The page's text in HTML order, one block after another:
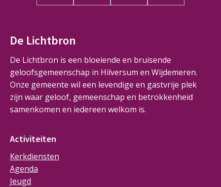
De Lichtbron
De Lichtbron is een bloeiende en bruisende
geloofsgemeenschap in Hilversum en Wijdemeren.
Onze gemeente wil een levendige en gastvrije plek
zijn waar geloof, gemeenschap en betrokkenheid
samenkomen en iedereen welkom is.
Activiteiten
Kerkdiensten
Agenda
Jeugd